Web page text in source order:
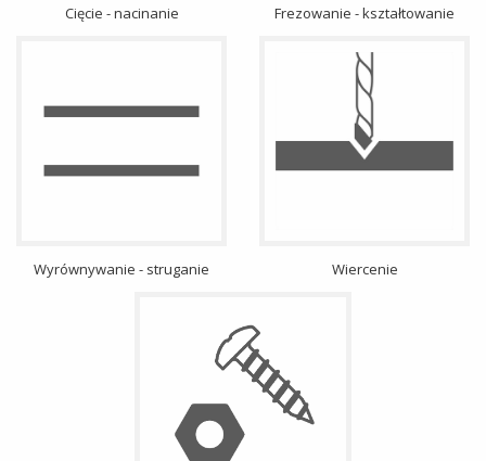
Cięcie - nacinanie Frezowanie - kształtowanie
Wyrównywanie - struganie Wiercenie